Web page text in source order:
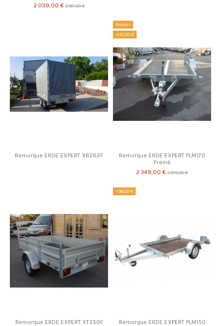
2 039,00 €2 167,00 €
Remorque ERDE EXPERT XR262F
Promo !
-221,00 €
Remorque ERDE EXPERT PLM170
Freiné
2 349,00 € 2 570,00 €
Remorque ERDE EXPERT XT250F
-136,00 €
Remorque ERDE EXPERT PLM150